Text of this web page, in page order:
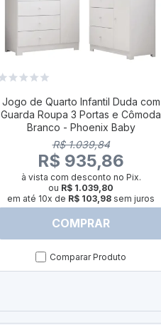
Jogo de Quarto Infantil Duda com
Guarda Roupa 3 Portas e Cômoda
Branco - Phoenix Baby
R$ 1.039,84
R$ 935,86
à vista com desconto no Pix.
ou R$ 1.039,80
em até 10x de R$ 103,98 sem juros
COMPRAR
Comparar Produto